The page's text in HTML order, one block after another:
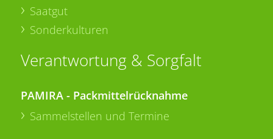
Saatgut
Sonderkulturen
Verantwortung & Sorgfalt
PAMIRA - Packmittelrücknahme
Sammelstellen und Termine